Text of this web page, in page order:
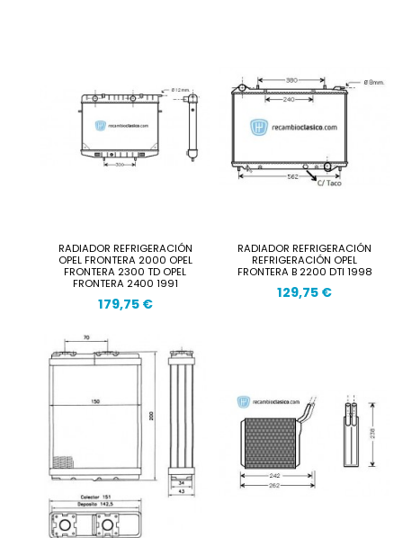
RADIADOR REFRIGERACIÓN
OPEL FRONTERA 2000 OPEL
FRONTERA 2300 TD OPEL
FRONTERA 2400 1991
179,75 €
RADIADOR REFRIGERACIÓN
REFRIGERACIÓN OPEL
FRONTERA B 2200 DTI 1998
129,75 €